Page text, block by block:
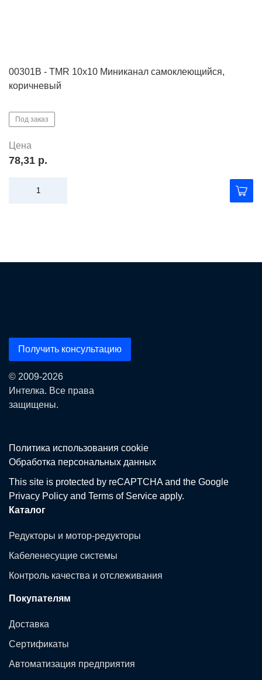
00301B - TMR 10х10 Миниканал самоклеющийся,
коричневый
Под заказ
Цена
78,31 р.
Получить консультацию
© 2009-2026
Интелка. Все права
защищены.
Политика использования сookie
Обработка персональных данных
This site is protected by reCAPTCHA and the Google
Privacy Policy and Terms of Service apply.
Каталог
Редукторы и мотор-редукторы
Кабеленесущие системы
Контроль качества и отслеживания
Покупателям
Доставка
Сертификаты
Автоматизация предприятия